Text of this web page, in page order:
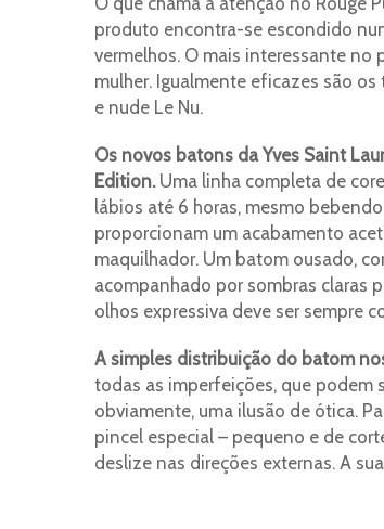
produto encontra-se escondido
vermelhos. O mais interessante
mulher. Igualmente eficazes são os
e nude Le Nu.
Os novos batons da Yves Saint
Edition.Uma linha completa de
lábios até 6 horas, mesmo
proporcionam um acabamento
maquilhador. Um batom ousado,
acompanhado por sombras claras
olhos expressiva deve ser sempre
A simples distribuição do batom
todas as imperfeições, que podem
obviamente, uma ilusão de ótica.
pincel especial – pequeno e de
deslize nas direções externas. A